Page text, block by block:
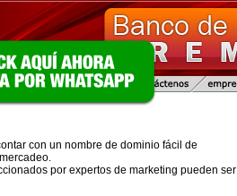
con un nombre de dominio fácil de
por expertos de marketing pueden ser